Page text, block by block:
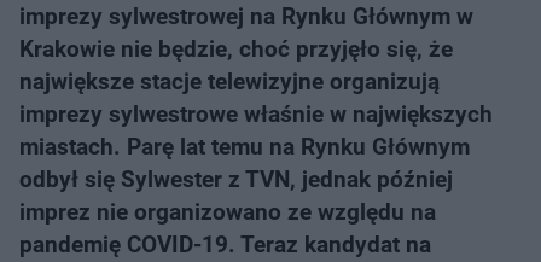
imprezy sylwestrowej na Rynku Głównym w
Krakowie nie będzie, choć przyjęło się, że
największe stacje telewizyjne organizują
imprezy sylwestrowe właśnie w największych
miastach. Parę lat temu na Rynku Głównym
odbył się Sylwester z TVN, jednak później
imprez nie organizowano ze względu na
pandemię COVID-19. Teraz kandydat na